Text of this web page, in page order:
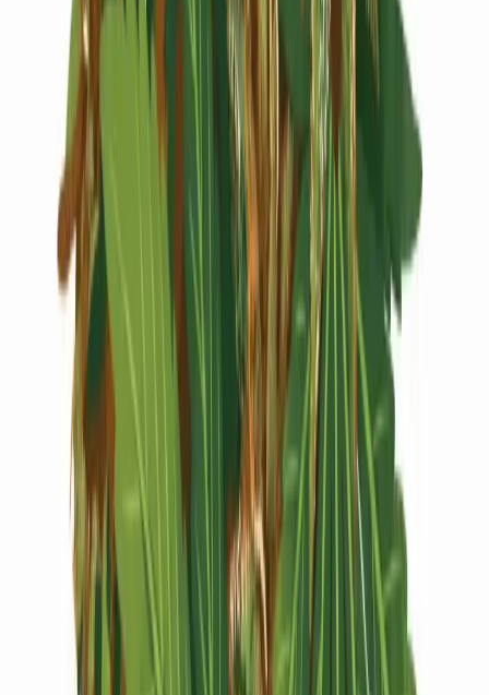
Live Rosin
Vapes & Zubehör